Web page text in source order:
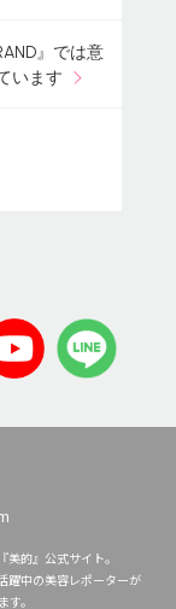
』では意
います
的』公式サイト。
躍中の美容レポーターが
。